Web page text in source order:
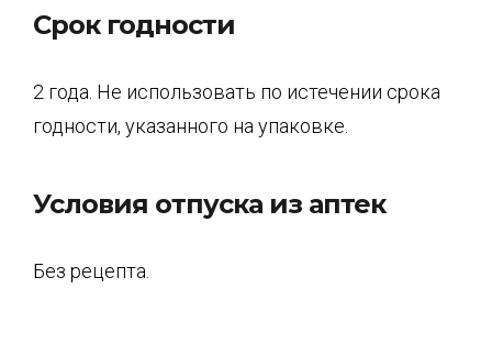
Срок годности
2 года. Не использовать по истечении срока
годности, указанного на упаковке.
Условия отпуска из аптек
Без рецепта.